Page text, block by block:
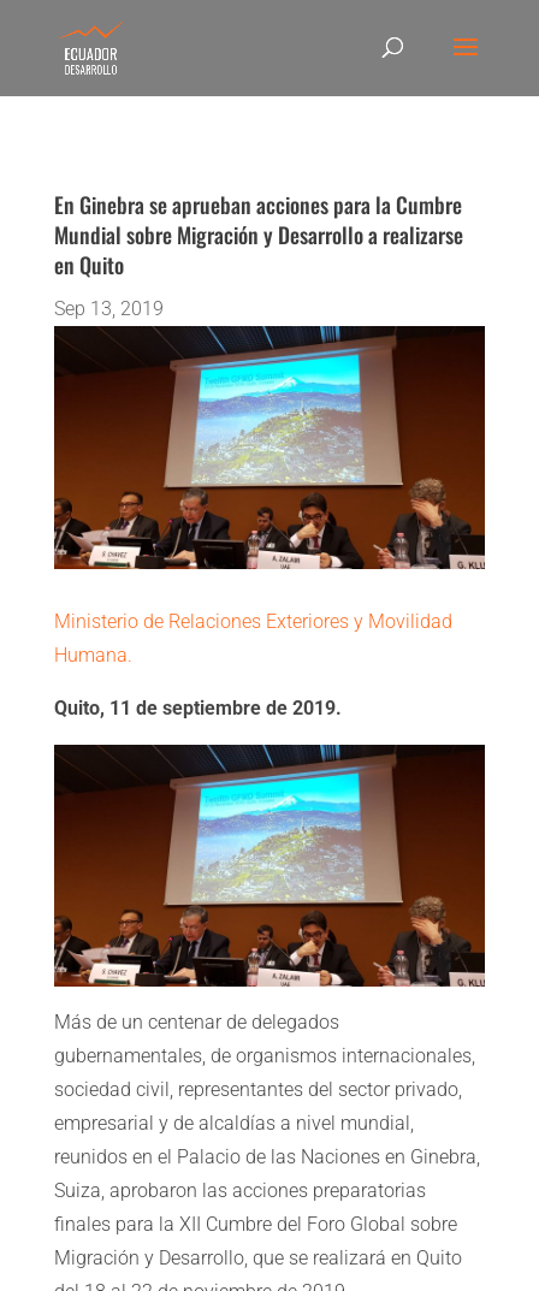
En Ginebra se aprueban acciones para la Cumbre
Mundial sobre Migración y Desarrollo a realizarse
en Quito
Sep 13, 2019
Ministerio de Relaciones Exteriores y Movilidad
Humana.
Quito, 11 de septiembre de 2019.
Más de un centenar de delegados
gubernamentales, de organismos internacionales,
sociedad civil, representantes del sector privado,
empresarial y de alcaldías a nivel mundial,
reunidos en el Palacio de las Naciones en Ginebra,
Suiza, aprobaron las acciones preparatorias
finales para la XII Cumbre del Foro Global sobre
Migración y Desarrollo, que se realizará en Quito